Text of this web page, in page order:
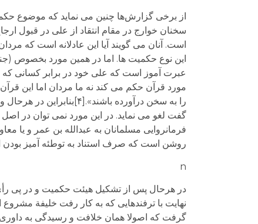
از برخی گزارش‌ها چنین می نماید که موضوع
سخنان خوارج در مقام انتقاد از علی در قبول
است. آنان می گویند آیا این عادلانه است که
این نوع حکمیت ها. اما در همین مورد بخصوص
عبرت آموز است که علی خود در برابر کسانی که
مورد قرآن حکم می کند نه ما مردان اما این
را به سخن درآورده
گفت لغو می نماید. در این مورد نمی توان در
فرمانروایی مسلمانان به عبدالله بن عمر و یا
روشن است که صرف استناد به توطئه آمیز بودن
n
در هرحال پس از تشکیل هیئت حکمیت و در پی
نهایت با ترفندهایی که به کار رفت خلیفة
گرفت که اصولا همان خلافت و رسیدگی به